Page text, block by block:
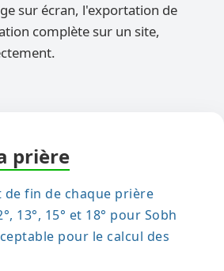
sur écran, l'exportation de
complète sur un site,
prière
de fin de chaque prière
13°, 15° et 18° pour Sobh
pour le calcul des